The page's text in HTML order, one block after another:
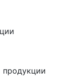
продукции